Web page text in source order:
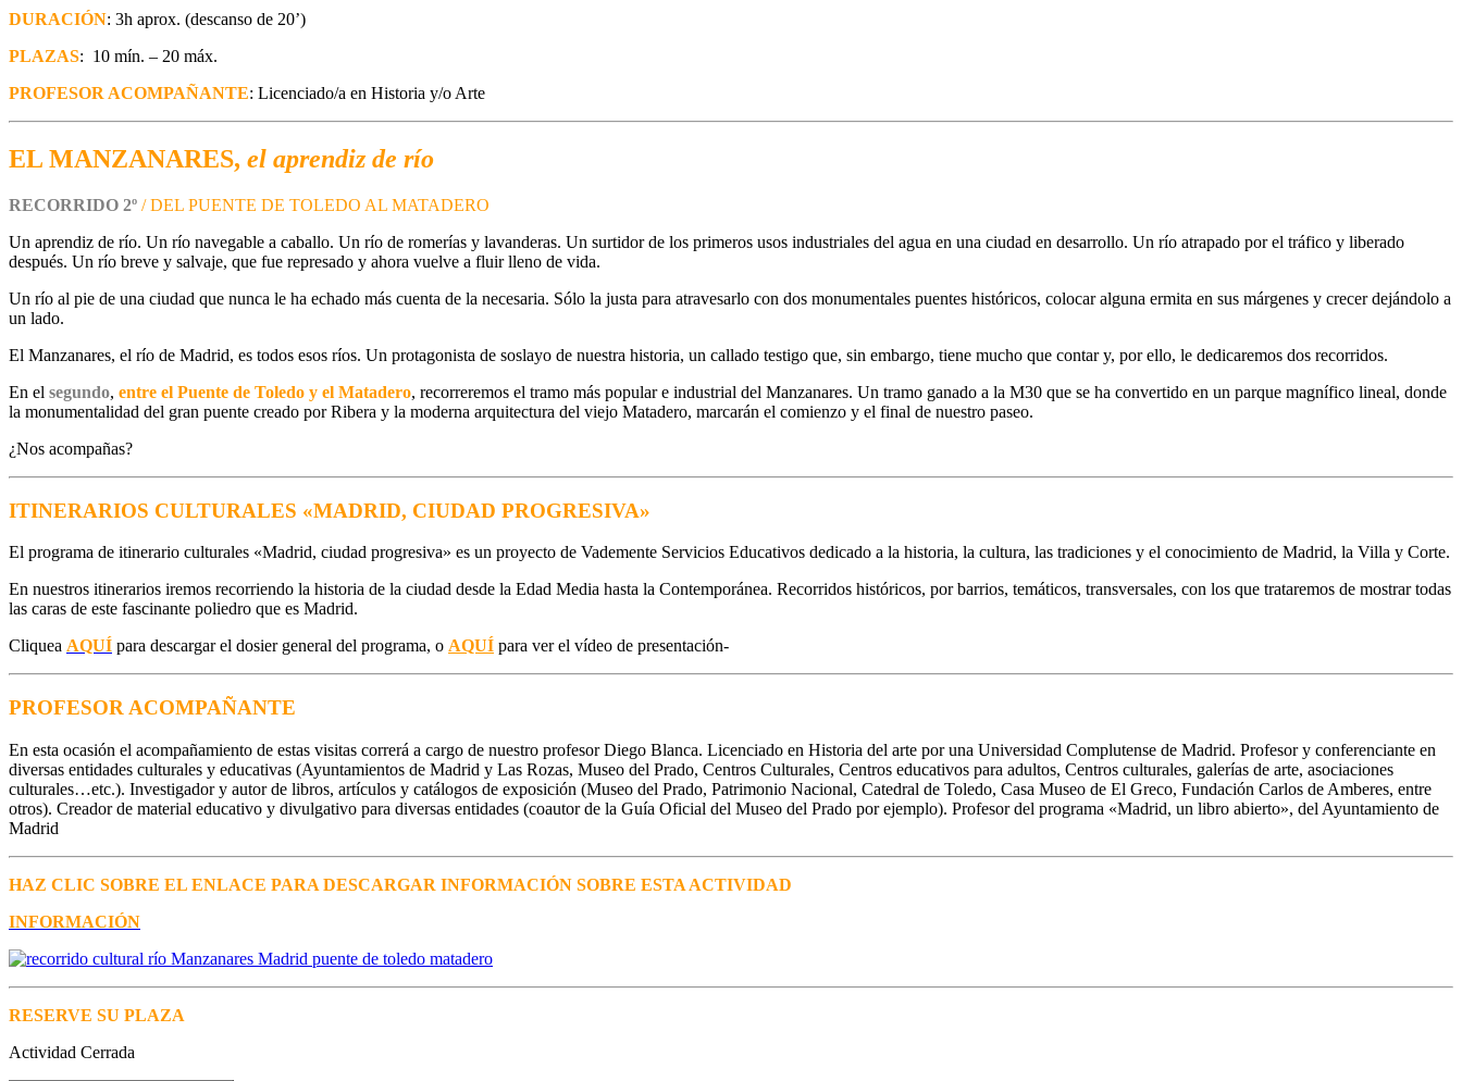
DURACIÓN: 3h aprox. (descanso de 20’)
PLAZAS: 10 mín. – 20 máx.
PROFESOR ACOMPAÑANTE: Licenciado/a en Historia y/o Arte
EL MANZANARES, el aprendiz de río
RECORRIDO 2º / DEL PUENTE DE TOLEDO AL MATADERO
Un aprendiz de río. Un río navegable a caballo. Un río de romerías y lavanderas. Un surtidor de los primeros usos industriales del agua en una ciudad en desarrollo. Un río atrapado por el tráfico y liberado
después. Un río breve y salvaje, que fue represado y ahora vuelve a fluir lleno de vida.
Un río al pie de una ciudad que nunca le ha echado más cuenta de la necesaria. Sólo la justa para atravesarlo con dos monumentales puentes históricos, colocar alguna ermita en sus márgenes y crecer dejándolo a
un lado.
El Manzanares, el río de Madrid, es todos esos ríos. Un protagonista de soslayo de nuestra historia, un callado testigo que, sin embargo, tiene mucho que contar y, por ello, le dedicaremos dos recorridos.
En el segundo, entre el Puente de Toledo y el Matadero, recorreremos el tramo más popular e industrial del Manzanares. Un tramo ganado a la M30 que se ha convertido en un parque magnífico lineal, donde
la monumentalidad del gran puente creado por Ribera y la moderna arquitectura del viejo Matadero, marcarán el comienzo y el final de nuestro paseo.
¿Nos acompañas?
ITINERARIOS CULTURALES «MADRID, CIUDAD PROGRESIVA»
El programa de itinerario culturales «Madrid, ciudad progresiva» es un proyecto de Vademente Servicios Educativos dedicado a la historia, la cultura, las tradiciones y el conocimiento de Madrid, la Villa y Corte.
En nuestros itinerarios iremos recorriendo la historia de la ciudad desde la Edad Media hasta la Contemporánea. Recorridos históricos, por barrios, temáticos, transversales, con los que trataremos de mostrar todas
las caras de este fascinante poliedro que es Madrid.
Cliquea AQUÍ para descargar el dosier general del programa, o AQUÍ para ver el vídeo de presentación-
PROFESOR ACOMPAÑANTE
En esta ocasión el acompañamiento de estas visitas correrá a cargo de nuestro profesor Diego Blanca. Licenciado en Historia del arte por una Universidad Complutense de Madrid. Profesor y conferenciante en
diversas entidades culturales y educativas (Ayuntamientos de Madrid y Las Rozas, Museo del Prado, Centros Culturales, Centros educativos para adultos, Centros culturales, galerías de arte, asociaciones
culturales…etc.). Investigador y autor de libros, artículos y catálogos de exposición (Museo del Prado, Patrimonio Nacional, Catedral de Toledo, Casa Museo de El Greco, Fundación Carlos de Amberes, entre
otros). Creador de material educativo y divulgativo para diversas entidades (coautor de la Guía Oficial del Museo del Prado por ejemplo). Profesor del programa «Madrid, un libro abierto», del Ayuntamiento de
Madrid
HAZ CLIC SOBRE EL ENLACE PARA DESCARGAR INFORMACIÓN SOBRE ESTA ACTIVIDAD
INFORMACIÓN
RESERVE SU PLAZA
Actividad Cerrada